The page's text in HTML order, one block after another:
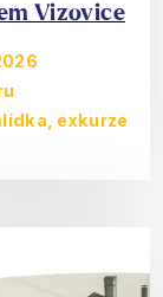
Vizovice
exkurze